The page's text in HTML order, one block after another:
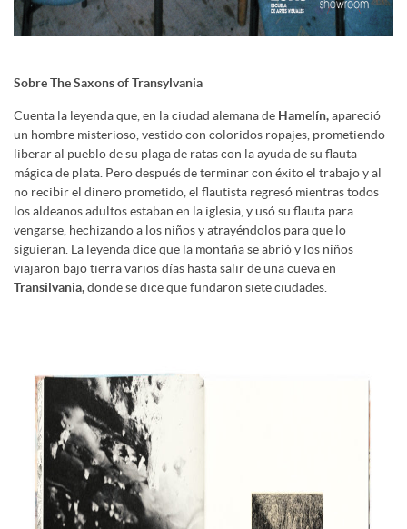
Sobre The Saxons of Transylvania
Cuenta la leyenda que, en la ciudad alemana de Hamelín,apareció
un hombre misterioso, vestido con coloridos ropajes, prometiendo
liberar al pueblo de su plaga de ratas con la ayuda de su flauta
mágica de plata. Pero después de terminar con éxito el trabajo y al
no recibir el dinero prometido, el flautista regresó mientras todos
los aldeanos adultos estaban en la iglesia, y usó su flauta para
vengarse, hechizando a los niños y atrayéndolos para que lo
siguieran. La leyenda dice que la montaña se abrió y los niños
viajaron bajo tierra varios días hasta salir de una cueva en
Transilvania,donde se dice que fundaron siete ciudades.